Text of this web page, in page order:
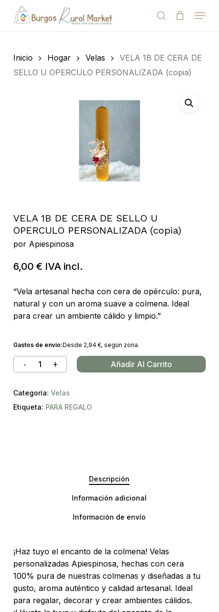
de
search
Menu
Cart
Inicio Hogar Velas
VELA 1B DE CERA DE
SELLO U OPERCULO PERSONALIZADA (copia)
VELA 1B DE CERA DE SELLO U
OPERCULO PERSONALIZADA (copia)
por Apiespinosa
6,00 € IVA incl.
“Vela artesanal hecha con cera de opérculo: pura,
natural y con un aroma suave a colmena. Ideal
para crear un ambiente cálido y limpio.”
Gastos de envío:Desde 2,94 €, según zona.
Añadir Al Carrito
Categoría: Velas
Etiqueta: PARA REGALO
Descripción
Información adicional
Información de envío
¡Haz tuyo el encanto de la colmena! Velas
personalizadas Apiespinosa, hechas con cera
100% pura de nuestras colmenas y diseñadas a tu
gusto, aroma auténtico y calidad artesanal. Ideal
para regalar, decorar y crear ambientes cálidos.